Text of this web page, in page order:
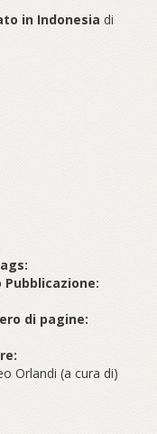
in Indonesia di
Pubblicazione:
di pagine:
Orlandi (a cura di)